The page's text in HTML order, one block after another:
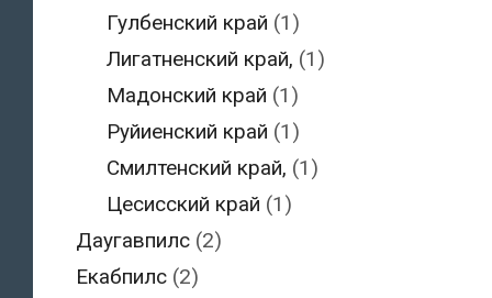
Гулбенский край (1)
Лигатненский край, (1)
Мадонский край (1)
Руйиенский край (1)
Смилтенский край, (1)
Цесисский край (1)
Даугавпилс(2)
Екабпилс(2)